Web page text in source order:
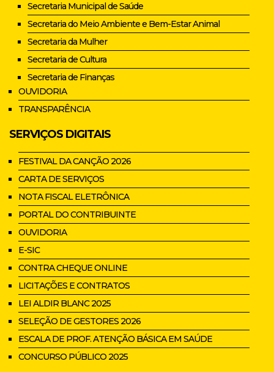
Secretaria Municipal de Saúde
Secretaria do Meio Ambiente e Bem-Estar Animal
Secretaria da Mulher
Secretaria de Cultura
Secretaria de Finanças
OUVIDORIA
TRANSPARÊNCIA
SERVIÇOS DIGITAIS
FESTIVAL DA CANÇÃO 2026
CARTA DE SERVIÇOS
NOTA FISCAL ELETRÔNICA
PORTAL DO CONTRIBUINTE
OUVIDORIA
E-SIC
CONTRA CHEQUE ONLINE
LICITAÇÕES E CONTRATOS
LEI ALDIR BLANC 2025
SELEÇÃO DE GESTORES 2026
ESCALA DE PROF. ATENÇÃO BÁSICA EM SAÚDE
CONCURSO PÚBLICO 2025